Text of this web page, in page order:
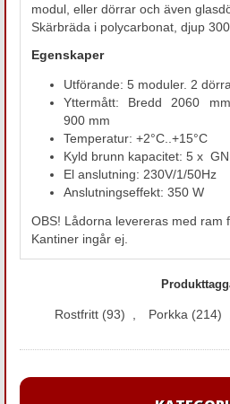
modul, eller dörrar och även
Skärbräda i polycarbonat, djup
Egenskaper
Utförande: 5 moduler. 2
Yttermått: Bredd 2060
900 mm
Temperatur: +2°C..+15°C
Kyld brunn kapacitet: 5 x
El anslutning: 230V/1/50Hz
Anslutningseffekt: 350 W
OBS! Lådorna levereras med ram
Kantiner ingår ej.
Rostfritt (93) Porkka (214)